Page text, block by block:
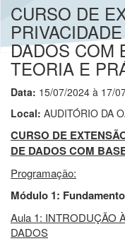
CURSO DE
DADOS COM
TEORIA E
Data: 15/07/2024 à 17/
Local: AUDITÓRIO DA
CURSO DE
DE DADOS COM
Programação:
Módulo 1:
Aula 1: INTRODUÇÃO
DADOS